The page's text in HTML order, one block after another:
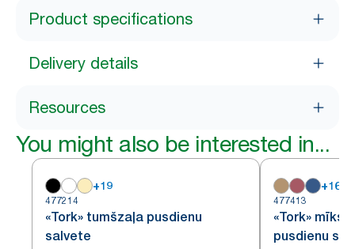
Product specifications
Delivery details
Resources
You might also be interested in...
+19
477214
«Tork» tumšzaļa pusdienu
salvete
+16
477413
«Tork»
pusdienu